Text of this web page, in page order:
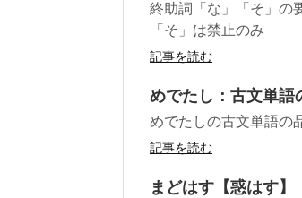
終助詞「な」「そ」の
「そ」は禁止のみ
記事を読む
めでたし：古文単語
めでたしの古文単語の
記事を読む
まどはす【惑はす】